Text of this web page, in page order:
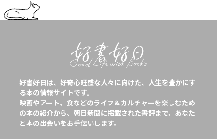
好書好日は、好奇心旺盛な人々に向けた、人生を豊かにす
る本の情報サイトです。
映画やアート、食などのライフ＆カルチャーを楽しむため
の本の紹介から、朝日新聞に掲載された書評まで、あなた
と本の出会いをお手伝いします。